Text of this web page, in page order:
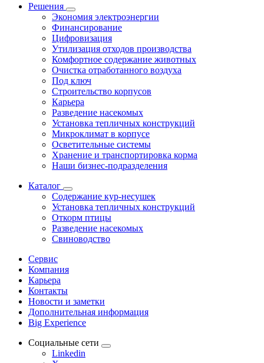
Решения
Экономия электроэнергии
Финансирование
Цифровизация
Утилизация отходов производства
Комфортное содержание животных
Очистка отработанного воздуха
Под ключ
Строительство корпусов
Карьера
Разведение насекомых
Установка тепличных конструкций
Микроклимат в корпусе
Осветительные системы
Хранение и транспортировка корма
Наши бизнес-подразделения
Каталог
Содержание кур-несушек
Установка тепличных конструкций
Откорм птицы
Разведение насекомых
Свиноводство
Сервис
Компания
Карьера
Контакты
Новости и заметки
Дополнительная информация
Big Experience
Социальные сети
Linkedin